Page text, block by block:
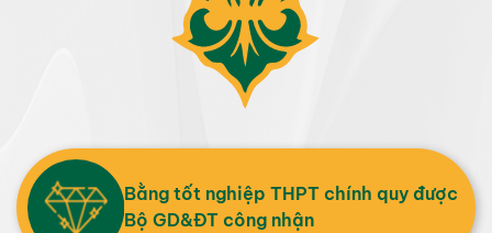
Bằng tốt nghiệp THPT chính quy được
Bộ GD&ĐT công nhận